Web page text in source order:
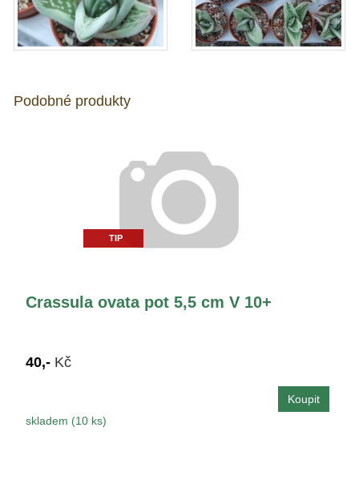
Podobné produkty
TIP
Crassula ovata pot 5,5 cm V 10+
40,- Kč
skladem (10 ks)